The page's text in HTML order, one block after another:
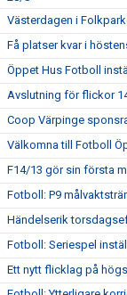
Västerdagen i
Få platser kvar i
Öppet Hus Fotboll
Avslutning för flickor
Coop Värpinge
Välkomna till Fotboll
F14/13 gör sin första
Fotboll: P9
Händelserik
Fotboll: Seriespel
Ett nytt flicklag på